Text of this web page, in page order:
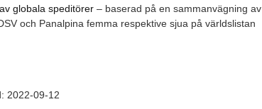
globala speditörer – baserad på en sammanvägning av
och Panalpina femma respektive sjua på världslistan
2022-09-12